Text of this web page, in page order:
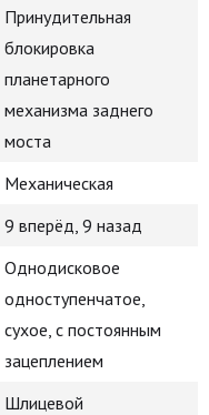
Принудительная
блокировка
планетарного
механизма заднего
моста
Механическая
9 вперёд, 9 назад
Однодисковое
одноступенчатое,
сухое, с постоянным
зацеплением
Шлицевой